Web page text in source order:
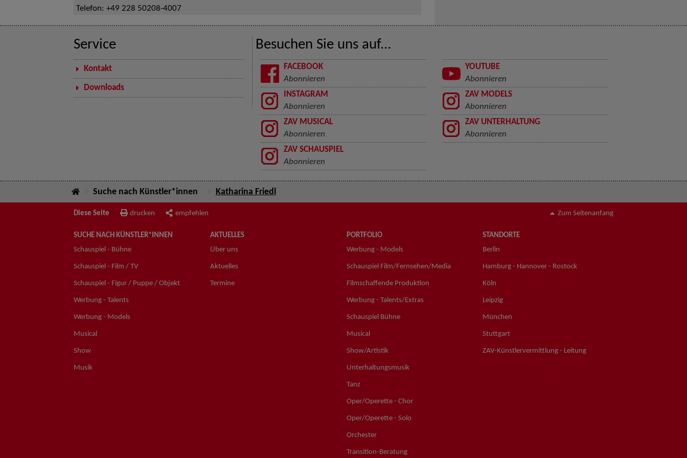
Telefon: +49 228 50208-4007
Service
Kontakt
Downloads
Besuchen Sie uns auf...
FACEBOOK
Abonnieren
YOUTUBE
Abonnieren
INSTAGRAM
Abonnieren
ZAV MODELS
Abonnieren
ZAV MUSICAL
Abonnieren
ZAV UNTERHALTUNG
Abonnieren
ZAV SCHAUSPIEL
Abonnieren
Suche nach Künstler*innen Katharina Friedl
Diese Seite drucken empfehlen Zum Seitenanfang
SUCHE NACH KÜNSTLER*INNEN
Schauspiel - Bühne
Schauspiel - Film / TV
Schauspiel - Figur / Puppe / Objekt
Werbung - Talents
Werbung - Models
Musical
Show
Musik
AKTUELLES
Über uns
Aktuelles
Termine
PORTFOLIO
Werbung - Models
Schauspiel Film/Fernsehen/Media
Filmschaffende Produktion
Werbung - Talents/Extras
Schauspiel Bühne
Musical
Show/Artistik
Unterhaltungsmusik
Tanz
Oper/Operette - Chor
Oper/Operette - Solo
Orchester
Transition-Beratung
STANDORTE
Berlin
Hamburg - Hannover - Rostock
Köln
Leipzig
München
Stuttgart
ZAV-Künstlervermittlung - Leitung